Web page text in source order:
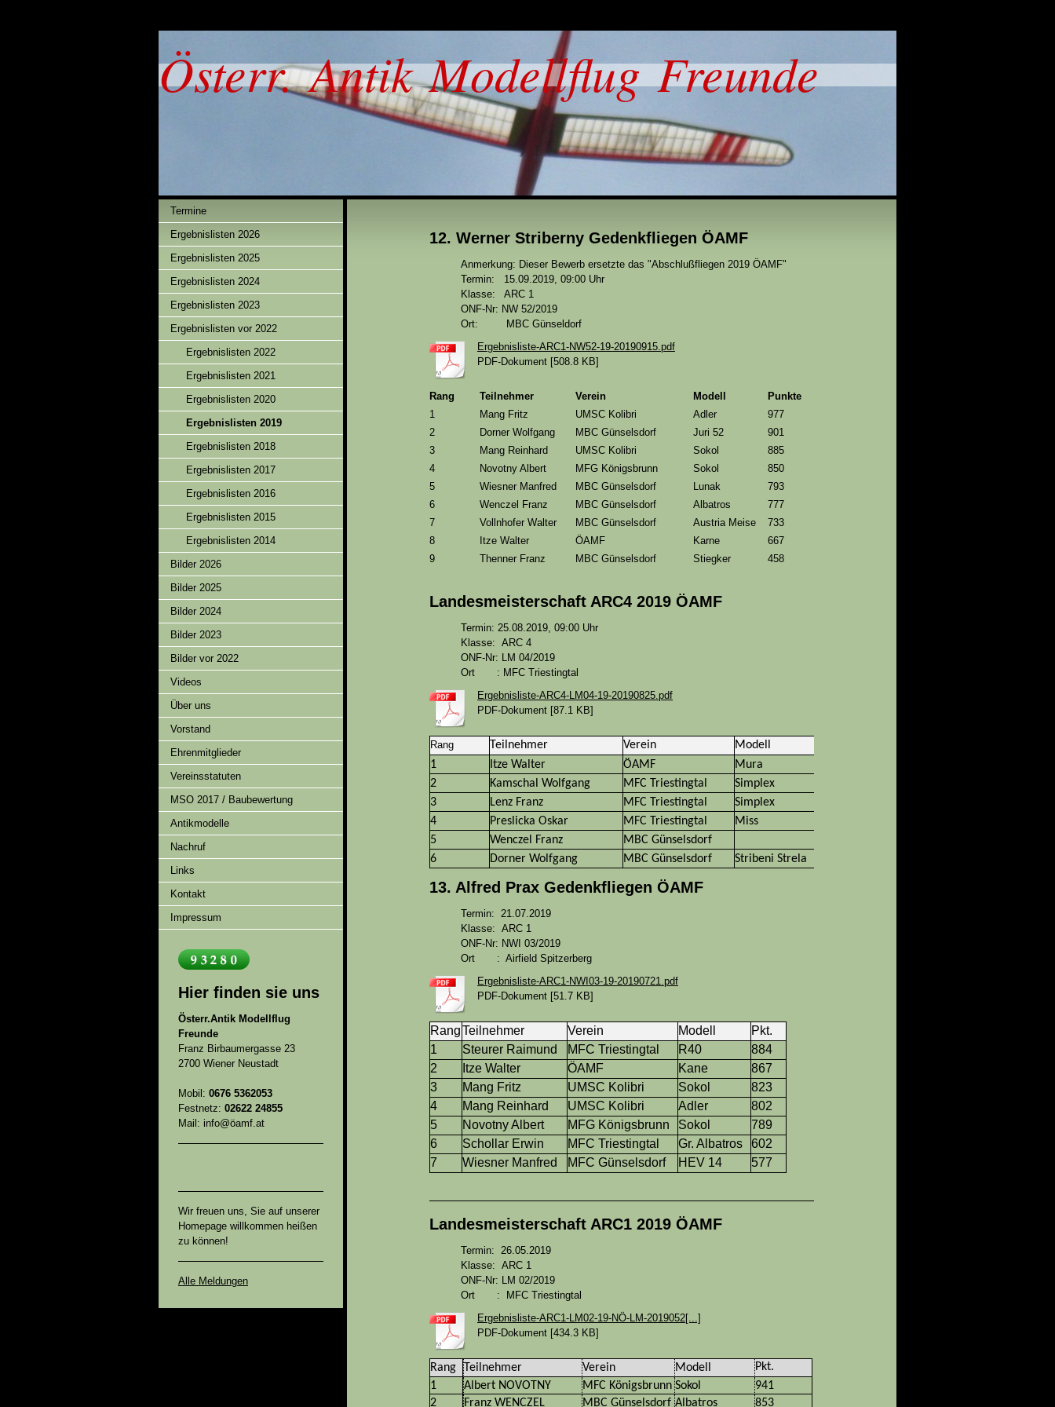
Österr. Antik Modellflug Freunde
Termine
Ergebnislisten 2026
Ergebnislisten 2025
Ergebnislisten 2024
Ergebnislisten 2023
Ergebnislisten vor 2022
Ergebnislisten 2022
Ergebnislisten 2021
Ergebnislisten 2020
Ergebnislisten 2019
Ergebnislisten 2018
Ergebnislisten 2017
Ergebnislisten 2016
Ergebnislisten 2015
Ergebnislisten 2014
Bilder 2026
Bilder 2025
Bilder 2024
Bilder 2023
Bilder vor 2022
Videos
Über uns
Vorstand
Ehrenmitglieder
Vereinsstatuten
MSO 2017 / Baubewertung
Antikmodelle
Nachruf
Links
Kontakt
Impressum
Hier finden sie uns
Österr.Antik Modellflug
Freunde
Franz Birbaumergasse 23
2700 Wiener Neustadt
Mobil: 0676 5362053
Festnetz: 02622 24855
Mail: info@öamf.at
Wir freuen uns, Sie auf unserer
Homepage willkommen heißen
zu können!
Alle Meldungen
12. Werner Striberny Gedenkfliegen ÖAMF
Anmerkung: Dieser Bewerb ersetzte das "Abschlußfliegen 2019 ÖAMF"
Termin:
15.09.2019, 09:00 Uhr
Klasse: ARC 1
ONF-Nr: NW 52/2019
Ort: MBC Günseldorf
Ergebnisliste-ARC1-NW52-19-20190915.pdf
PDF-Dokument [508.8 KB]
Rang Teilnehmer Verein Modell
Punkte
1
Mang Fritz UMSC Kolibri Adler
977
2
Dorner Wolfgang MBC Günselsdorf Juri 52
901
3
Mang Reinhard UMSC Kolibri Sokol
885
4
Novotny Albert MFG Königsbrunn Sokol
850
5
Wiesner Manfred MBC Günselsdorf Lunak
793
6
Wenczel Franz MBC Günselsdorf Albatros
777
7
Vollnhofer Walter MBC Günselsdorf Austria Meise
733
8
Itze Walter ÖAMF Karne
667
9
Thenner Franz MBC Günselsdorf Stiegker 458
Landesmeisterschaft ARC4 2019 ÖAMF
Termin: 25.08.2019, 09:00 Uhr
Klasse: ARC 4
ONF-Nr: LM 04/2019
Ort : MFC Triestingtal
Ergebnisliste-ARC4-LM04-19-20190825.pdf
PDF-Dokument [87.1 KB]
Rang Teilnehmer Verein Modell
1
Itze Walter ÖAMF Mura
2
Kamschal Wolfgang MFC Triestingtal Simplex
3
Lenz Franz MFC Triestingtal Simplex
4
Preslicka Oskar MFC Triestingtal Miss
5
Wenczel Franz MBC Günselsdorf
6
Dorner Wolfgang MBC Günselsdorf Stribeni Strela
13. Alfred Prax Gedenkfliegen ÖAMF
Termin: 21.07.2019
Klasse: ARC 1
ONF-Nr: NWI 03/2019
Ort : Airfield Spitzerberg
Ergebnisliste-ARC1-NWI03-19-20190721.pdf
PDF-Dokument [51.7 KB]
RangTeilnehmer Verein Modell
Pkt.
1
Steurer Raimund MFC Triestingtal R40
884
2
Itze Walter ÖAMF Kane
867
3
Mang Fritz UMSC Kolibri Sokol
823
4
Mang Reinhard UMSC Kolibri Adler
802
5
Novotny Albert MFG Königsbrunn Sokol
789
6
Schollar Erwin MFC Triestingtal Gr. Albatros
602
7
Wiesner Manfred MFC Günselsdorf HEV 14 577
Landesmeisterschaft ARC1 2019 ÖAMF
Termin: 26.05.2019
Klasse: ARC 1
ONF-Nr: LM 02/2019
Ort : MFC Triestingtal
Ergebnisliste-ARC1-LM02-19-NÖ-LM-2019052[...]
PDF-Dokument [434.3 KB]
Rang Teilnehmer Verein Modell
Pkt.
1
Albert NOVOTNY MFC Königsbrunn Sokol
941
2
Franz WENCZEL MBC Günselsdorf Albatros 853